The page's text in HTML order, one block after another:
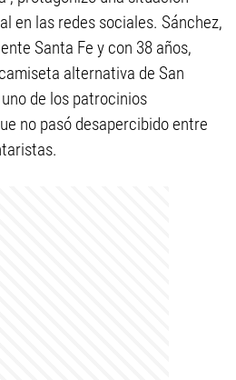
en las redes sociales. Sánchez,
Santa Fe y con 38 años,
alternativa de San
de los patrocinios
no pasó desapercibido entre